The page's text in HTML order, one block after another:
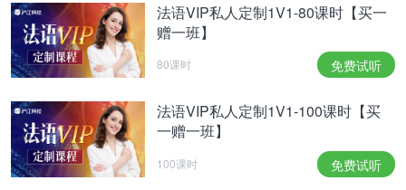
法语VIP私人定制1V1-80课时【买一
赠一班】
80课时 免费试听
法语VIP私人定制1V1-100课时【买
一赠一班】
100课时 免费试听